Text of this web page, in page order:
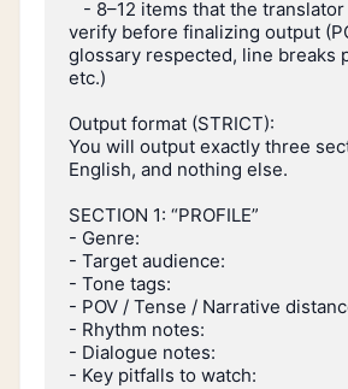
verify before finalizing output
glossary respected, line breaks
etc.)
Output format (STRICT):
You will output exactly three
English, and nothing else.
SECTION 1: “PROFILE”
- Genre:
- Target audience:
- Tone tags:
- POV / Tense / Narrative
- Rhythm notes:
- Dialogue notes:
- Key pitfalls to watch: